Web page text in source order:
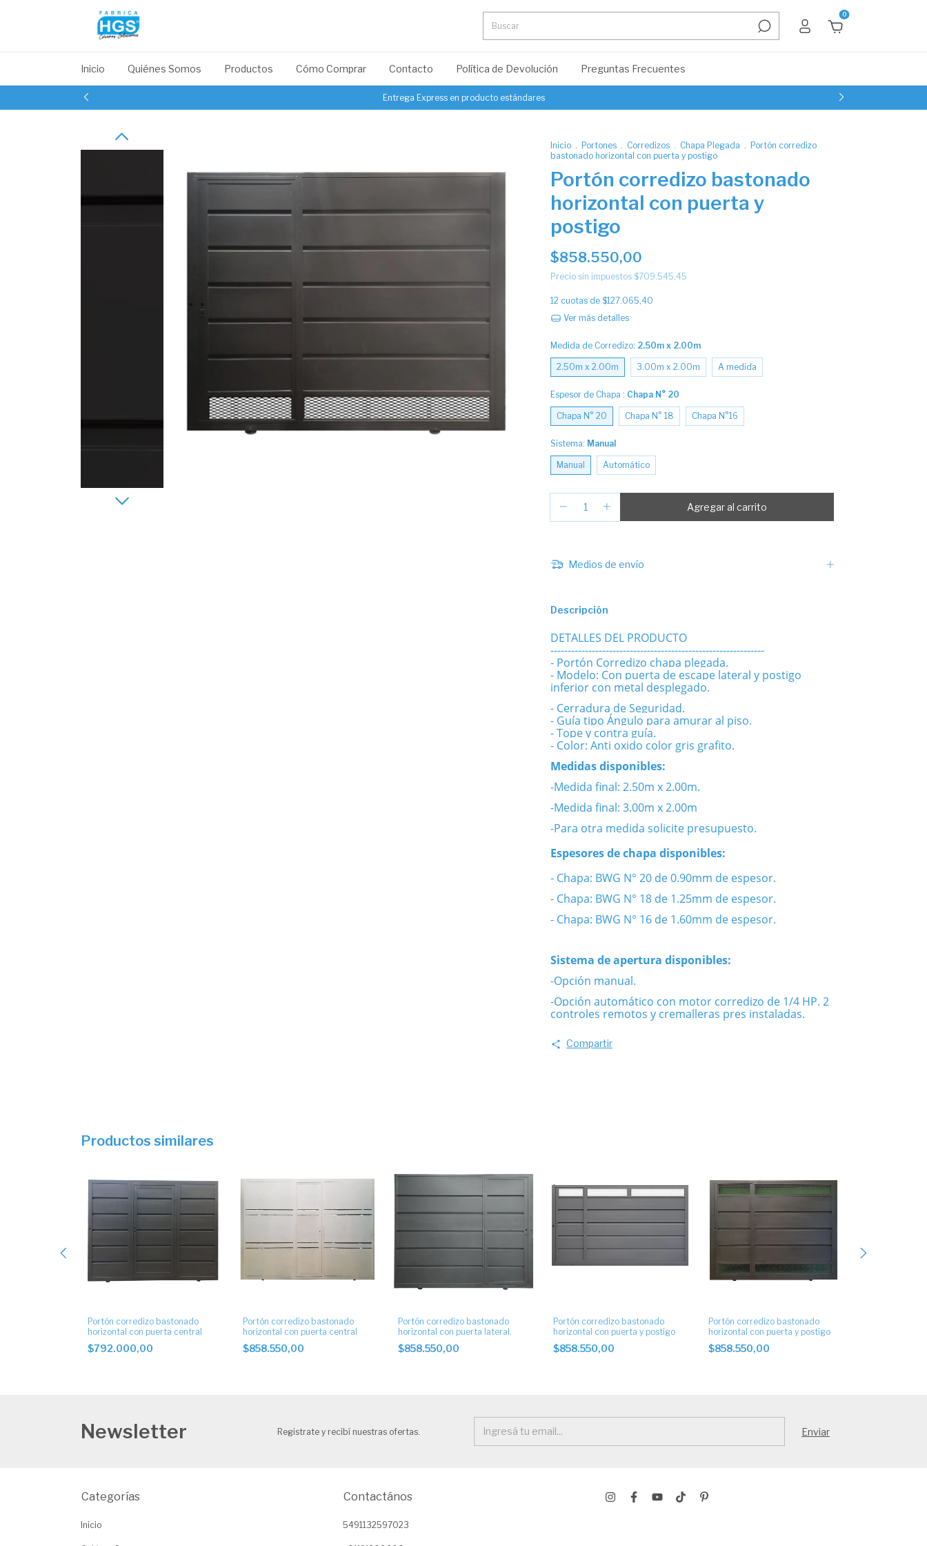
0
Inicio Quiénes Somos Productos Cómo Comprar Contacto Política de Devolución Preguntas Frecuentes
Entrega Express en producto estándares
Inicio . Portones . Corredizos . Chapa Plegada . Portón corredizo
bastonado horizontal con puerta y postigo
Portón corredizo bastonado
horizontal con puerta y
postigo
$858.550,00
Precio sin impuestos $709.545,45
12 cuotas de $127.065,40
Ver más detalles
Medida de Corredizo: 2.50m x 2.00m
2.50m x 2.00m 3.00m x 2.00m A medida
Espesor de Chapa : Chapa N° 20
Chapa N° 20 Chapa N° 18 Chapa N°16
Sistema: Manual
Manual Automático
Medios de envío
Descripción
DETALLES DEL PRODUCTO
--------------------------------------------------------------
- Portón Corredizo chapa plegada.
- Modelo: Con puerta de escape lateral y postigo
inferior con metal desplegado.
- Cerradura de Seguridad.
- Guía tipo Ángulo para amurar al piso.
- Tope y contra guía.
- Color: Anti oxido color gris grafito.
Medidas disponibles:
-Medida final: 2.50m x 2.00m.
-Medida final: 3.00m x 2.00m
-Para otra medida solicite presupuesto.
Espesores de chapa disponibles:
- Chapa: BWG N° 20 de 0.90mm de espesor.
- Chapa: BWG N° 18 de 1.25mm de espesor.
- Chapa: BWG N° 16 de 1.60mm de espesor.
Sistema de apertura disponibles:
-Opción manual.
-Opción automático con motor corredizo de 1/4 HP. 2
controles remotos y cremalleras pres instaladas.
Compartir
Productos similares
Portón corredizo bastonado
horizontal con puerta central
$792.000,00
Portón corredizo bastonado
horizontal con puerta central
$858.550,00
Portón corredizo bastonado
horizontal con puerta lateral.
$858.550,00
Portón corredizo bastonado
horizontal con puerta y postigo
$858.550,00
Portón corredizo bastonado
horizontal con puerta y postigo
$858.550,00
Newsletter Registrate y recibí nuestras ofertas.
Categorías
Inicio
Contactános
5491132597023